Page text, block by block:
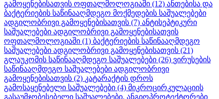
გამოყენებისათვის ოფთალმოლოგიაში (12) ანთებისა და
ბაქტერიების საწინააღმდეგო მოქმედების საშუალებები
ადგილობრივი გამოყენებისათვის (7) ანტისეპტიკური
საშუალებები ადგილობრივი გამოყენებისათვის
ოფთალმოლოგიაში (1) ბაქტერიების საწინააღმდეგო
საშუალებები ადგილობრივი გამოყენებისათვის (21)
გლაუკომის საწინააღმდეგო საშუალებები (26) ვირუსების
საწინააღმდეგო საშუალებები ადგილობრივი
გამოყენებისათვის (2) კატარაქტის დროს
გამოსაყენებელი საშუალებები (4) მიკროცირკულაციის
გასაუმჯობესებელი საშუალებები. ანგიოპროტექტორები